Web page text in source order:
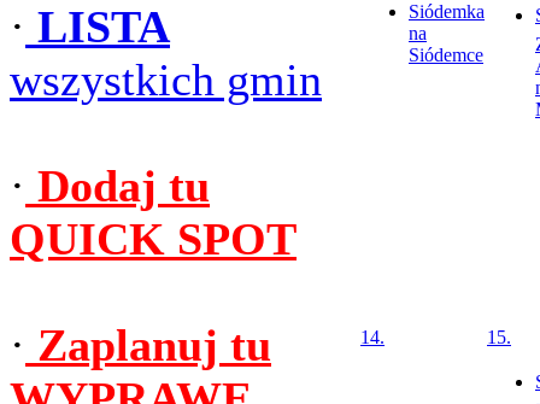
· LISTA
wszystkich gmin
· Dodaj tu
QUICK SPOT
· Zaplanuj tu
Siódemka
na
Siódemce
14. 15.